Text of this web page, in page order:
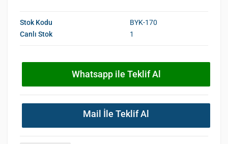
Stok Kodu
BYK-170
Canlı Stok
1
Whatsapp ile Teklif Al
Mail İle Teklif Al